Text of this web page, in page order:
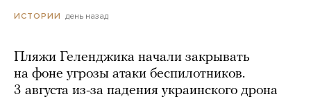
ИСТОРИИ день назад
Пляжи Геленджика начали закрывать
на фоне угрозы атаки беспилотников.
3 августа из-за падения украинского дрона